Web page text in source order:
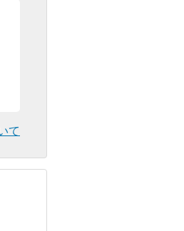
て